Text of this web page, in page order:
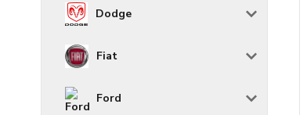
Dodge
Fiat
Ford